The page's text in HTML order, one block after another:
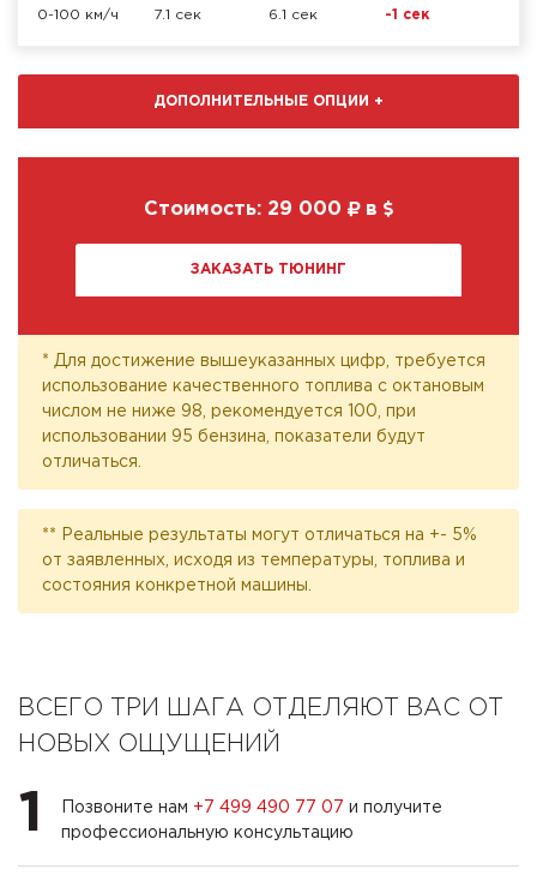
0-100 км/ч 7.1 сек 6.1 сек -1 сек
ДОПОЛНИТЕЛЬНЫЕ ОПЦИИ +
Стоимость: 29 000 в
ЗАКАЗАТЬ ТЮНИНГ
* Для достижение вышеуказанных цифр, требуется
использование качественного топлива с октановым
числом не ниже 98, рекомендуется 100, при
использовании 95 бензина, показатели будут
отличаться.
** Реальные результаты могут отличаться на +- 5%
от заявленных, исходя из температуры, топлива и
состояния конкретной машины.
ВСЕГО ТРИ ШАГА ОТДЕЛЯЮТ ВАС ОТ
НОВЫХ ОЩУЩЕНИЙ
1 Позвоните нам +7 499 490 77 07 и получите
профессиональную консультацию